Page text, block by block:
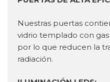
Nuestras puertas
vidrio templado con
por lo que reducen la
radiación.